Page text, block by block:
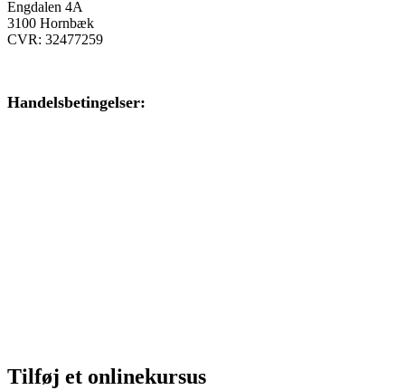
Engdalen 4A
3100 Hornbæk
CVR: 32477259
Handelsbetingelser:
Tilføj et onlinekursus